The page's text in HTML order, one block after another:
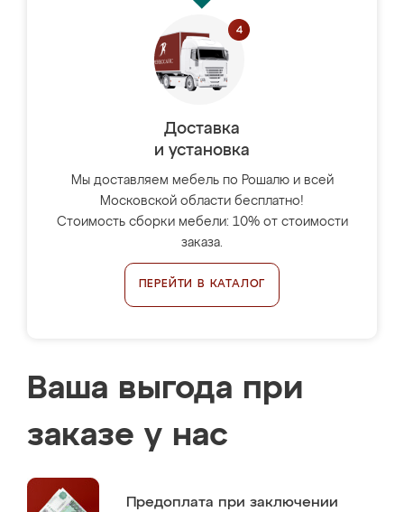
Доставка
и установка
Мы доставляем мебель по Рошалю и всей
Московской области бесплатно!
Стоимость сборки мебели: 10% от стоимости
заказа.
ПЕРЕЙТИ В КАТАЛОГ
Ваша выгода при
заказе у нас
Предоплата при заключении